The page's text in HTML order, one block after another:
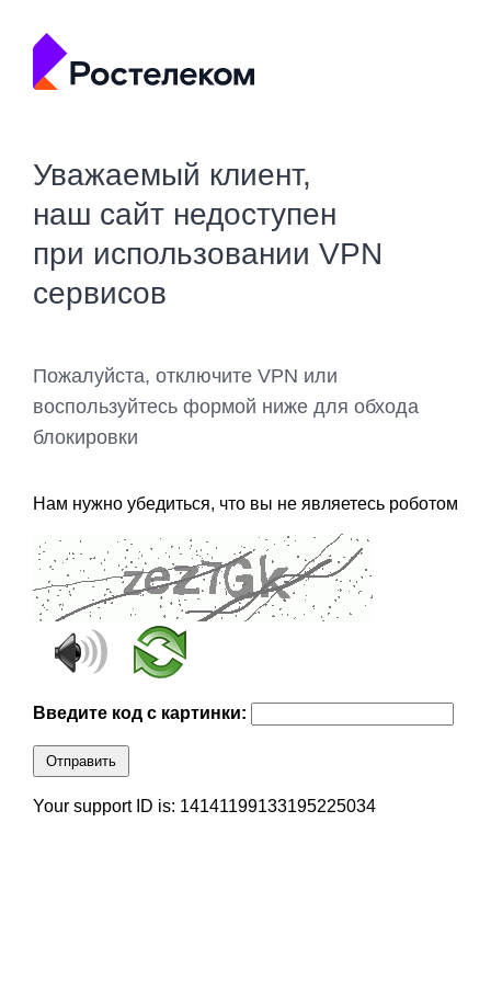
Уважаемый клиент,
наш сайт недоступен
при использовании VPN
сервисов
Пожалуйста, отключите VPN или
воспользуйтесь формой ниже для обхода
блокировки
Нам нужно убедиться, что вы не являетесь роботом
Введите код с картинки:
Отправить
Your support ID is: 14141199133195225034